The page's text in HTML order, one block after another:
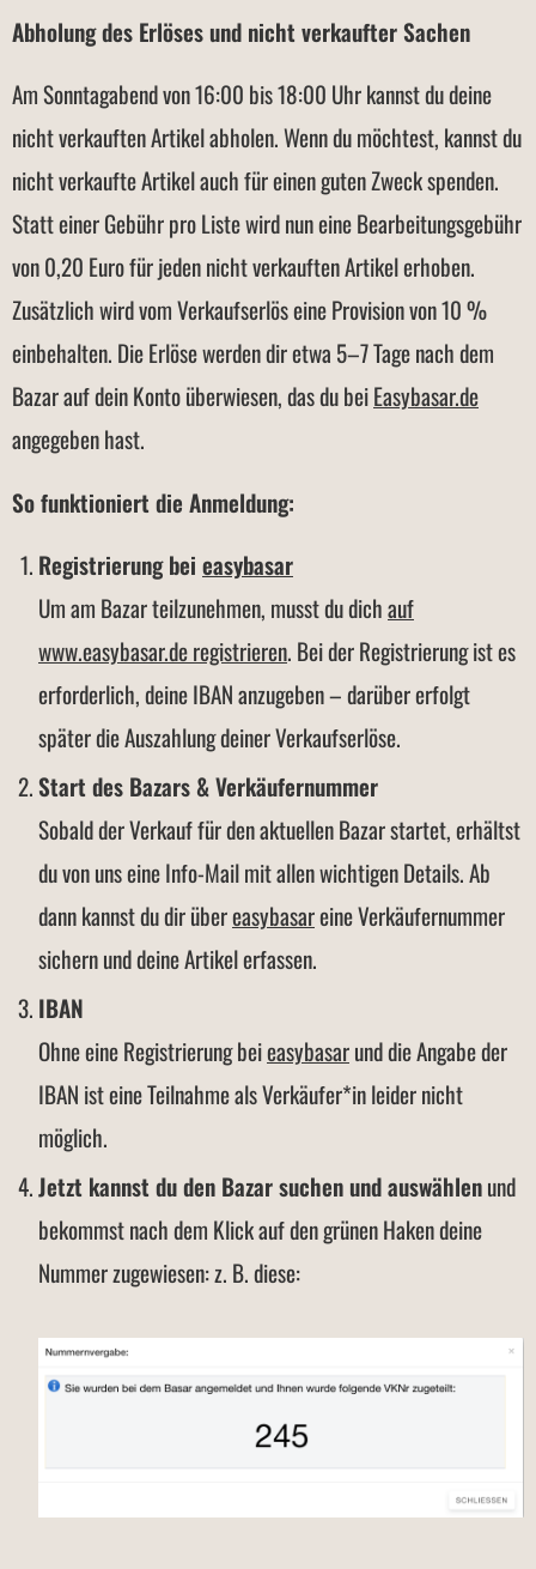
Abholung des Erlöses und nicht verkaufter Sachen
Am Sonntagabend von 16:00 bis 18:00 Uhr kannst du deine
nicht verkauften Artikel abholen. Wenn du möchtest, kannst du
nicht verkaufte Artikel auch für einen guten Zweck spenden.
Statt einer Gebühr pro Liste wird nun eine Bearbeitungsgebühr
von 0,20 Euro für jeden nicht verkauften Artikel erhoben.
Zusätzlich wird vom Verkaufserlös eine Provision von 10 %
einbehalten. Die Erlöse werden dir etwa 5–7 Tage nach dem
Bazar auf dein Konto überwiesen, das du beiEasybasar.de
angegeben hast.
So funktioniert die Anmeldung:
Registrierung bei easybasar
Um am Bazar teilzunehmen, musst du dichauf
www.easybasar.de registrieren. Bei der Registrierung ist es
erforderlich, deine IBAN anzugeben – darüber erfolgt
später die Auszahlung deiner Verkaufserlöse.
Start des Bazars & Verkäufernummer
Sobald der Verkauf für den aktuellen Bazar startet, erhältst
du von uns eine Info-Mail mit allen wichtigen Details. Ab
dann kannst du dir übereasybasareine Verkäufernummer
sichern und deine Artikel erfassen.
IBAN
Ohne eine Registrierung beieasybasarund die Angabe der
IBAN ist eine Teilnahme als Verkäufer*in leider nicht
möglich.
Jetzt kannst du den Bazar suchen und auswählenund
bekommst nach dem Klick auf den grünen Haken deine
Nummer zugewiesen: z. B. diese: